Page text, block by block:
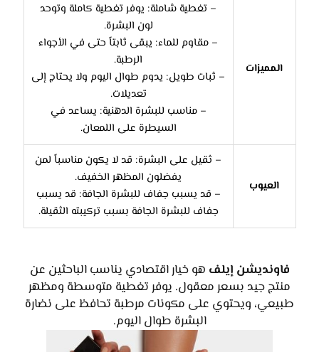
المميزات
– تغطية شاملة: يوفر تغطية كاملة وتوحد
لون البشرة.
– مقاوم للماء: يبقى ثابتاً حتى في الأجواء
الرطبة.
– ثبات طويل: يدوم طوال اليوم ولا يحتاج إلى
تعديلات.
– مناسب للبشرة الدهنية: يساعد في
السيطرة على اللمعان.
العيوب
– ثقيل على البشرة: قد لا يكون مناسباً لمن
يفضلون المظهر الخفيف.
– قد يسبب جفاف للبشرة الجافة: قد يسبب
جفاف للبشرة الجافة بسبب تركيبته الثقيلة.
فاونديشن إيلف هو خيار اقتصادي يناسب الباحثين عن
منتج جيد بسعر معقول. يوفر تغطية متوسطة ومظهر
طبيعي، ويحتوي على مكونات مرطبة تحافظ على نضارة
البشرة طوال اليوم.